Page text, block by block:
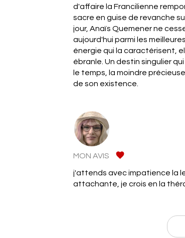
d'affaire la Francilienne
sacre en guise de revanche
jour, Anaïs Quemener ne
aujourd'hui parmi les
énergie qui la caractérisent,
ébranle. Un destin singulier
le temps, la moindre
de son existence.
MON AVIS
j'attends avec impatience la
attachante, je crois en la